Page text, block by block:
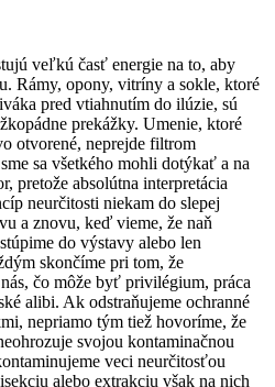
veľkú časť energie na to, aby
Rámy, opony, vitríny a sokle, ktoré
pred vtiahnutím do ilúzie, sú
prekážky. Umenie, ktoré
otvorené, neprejde filtrom
sa všetkého mohli dotýkať a na
pretože absolútna interpretácia
neurčitosti niekam do slepej
a znovu, keď vieme, že naň
do výstavy alebo len
skončíme pri tom, že
čo môže byť privilégium, práca
alibi. Ak odstraňujeme ochranné
nepriamo tým tiež hovoríme, že
svojou kontaminačnou
veci neurčitosťou
alebo extrakciu však na nich